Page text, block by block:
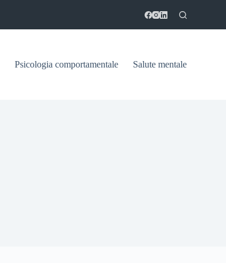
Psicologia comportamentale Salute mentale